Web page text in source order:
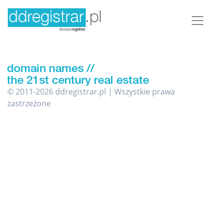
© 2011-2026 ddregistrar.pl | Wszystkie prawa
zastrzeżone